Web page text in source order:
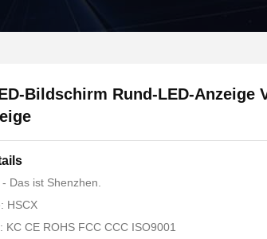
Bildschirm Rund-LED-Anzeige
Das ist Shenzhen.
HSCX
KC CE ROHS FCC CCC ISO9001